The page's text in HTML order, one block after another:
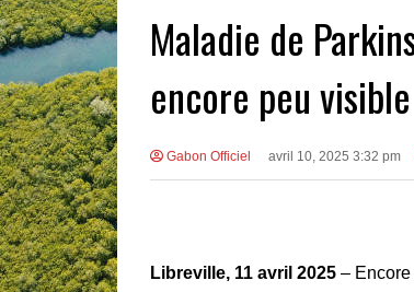
Maladie de
encore peu
Gabon Officiel avril 10, 2025 3:32 pm
Libreville, 11 avril 2025 –